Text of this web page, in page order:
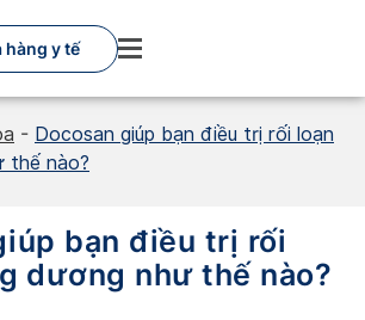
hàng y tế
- Docosan giúp bạn điều trị rối loạn
thế nào?
bạn điều trị rối
dương như thế nào?